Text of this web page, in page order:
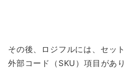
その後、ロジフルには、セッ
外部コード（SKU）項目があ